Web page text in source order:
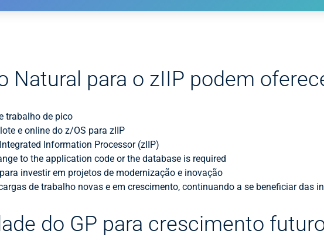
Natural para o zIIP podem
trabalho de pico
e online do z/OS para zIIP
Information Processor (zIIP)
to the application code or the database is required
investir em projetos de modernização e inovação
de trabalho novas e em crescimento, continuando a se beneficiar das
do GP para crescimento